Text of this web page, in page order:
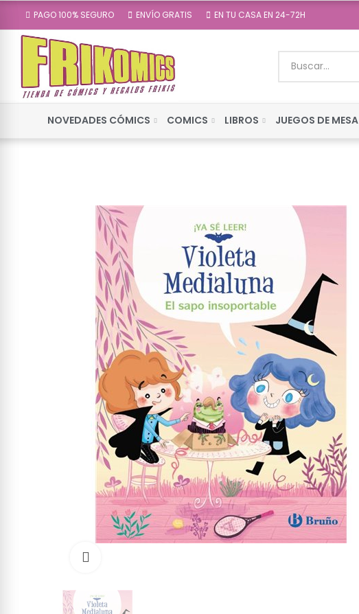
PAGO 100% SEGURO ENVÍO GRATIS EN TU CASA EN 24-72H
NOVEDADES CÓMICS COMICS LIBROS JUEGOS DE MESA